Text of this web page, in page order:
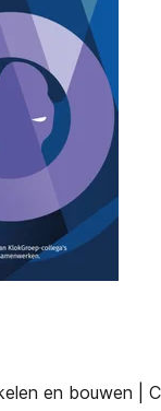
en bouwen |